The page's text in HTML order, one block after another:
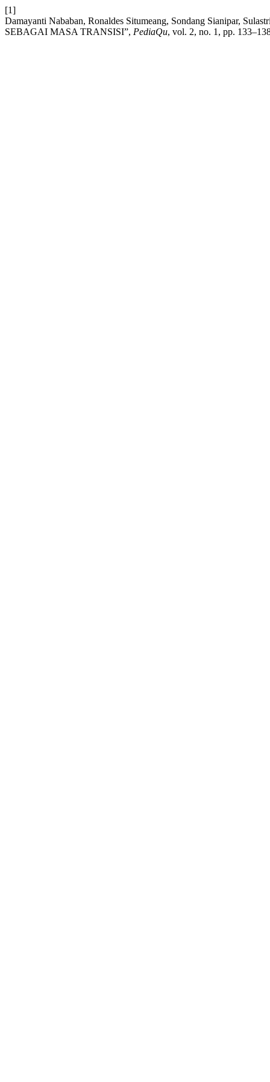
[1]
Damayanti Nababan, Ronaldes Situmeang, Sondang Sianipar,
SEBAGAI MASA TRANSISI”, PediaQu, vol. 2, no. 1, pp.